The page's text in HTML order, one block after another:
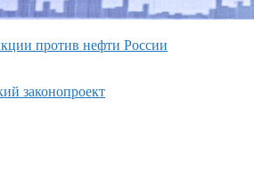
против нефти России
законопроект